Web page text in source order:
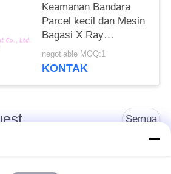
Keamanan Bandara
Parcel kecil dan Mesin
Bagasi X Ray
SECUPLUS SPX5030A
negotiable MOQ:1
KONTAK
Semua
Baggage And Parcel